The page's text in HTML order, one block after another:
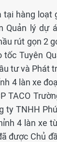
hàng
Quản lý dự
rút gọn 2
Tuyên
tư và Phát
4 làn xe
TACO
ty TNHH
4 làn xe
được Chủ